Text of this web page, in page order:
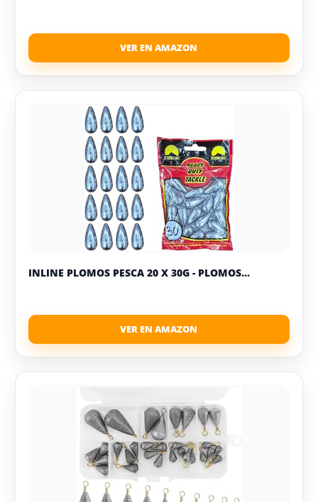
INLINE PLOMOS PESCA 20 X 30G - PLOMOS...